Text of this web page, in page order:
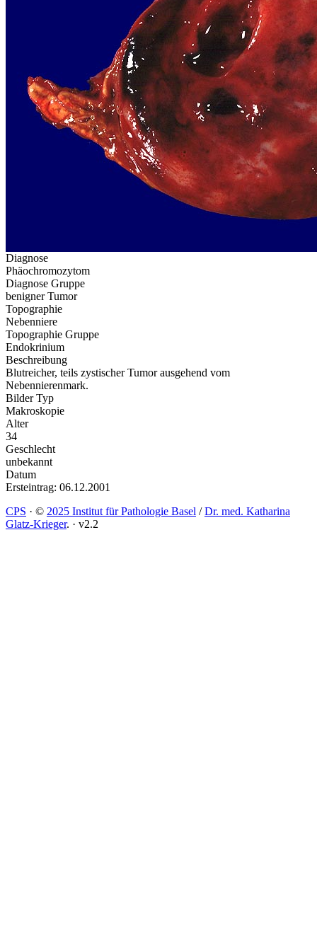
Diagnose
Phäochromozytom
Diagnose Gruppe
benigner Tumor
Topographie
Nebenniere
Topographie Gruppe
Endokrinium
Beschreibung
Blutreicher, teils zystischer Tumor ausgehend vom
Nebennierenmark.
Bilder Typ
Makroskopie
Alter
34
Geschlecht
unbekannt
Datum
Ersteintrag: 06.12.2001
CPS · © 2025 Institut für Pathologie Basel /Dr. med. Katharina
Glatz-Krieger. · v2.2